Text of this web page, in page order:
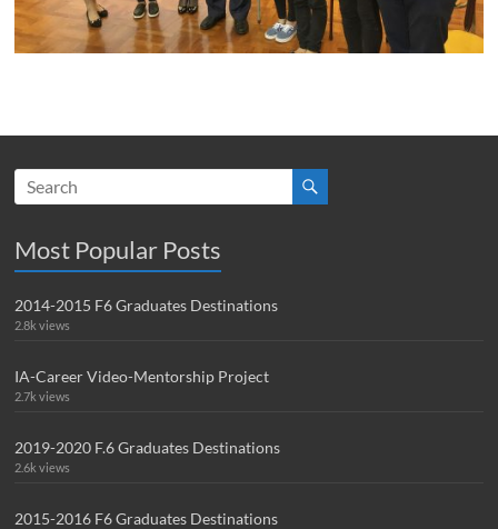
Most Popular Posts
2014-2015 F6 Graduates Destinations
2.8k views
IA-Career Video-Mentorship Project
2.7k views
2019-2020 F.6 Graduates Destinations
2.6k views
2015-2016 F6 Graduates Destinations